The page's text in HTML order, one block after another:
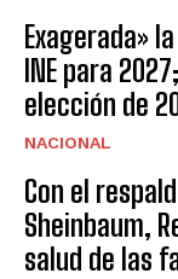
Exagerada»
INE para
elección de
NACIONAL
Con el
Sheinbaum,
salud de las